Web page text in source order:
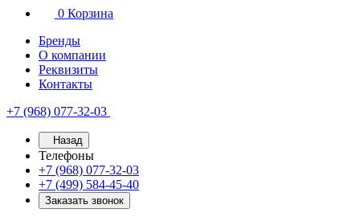
0 Корзина
Бренды
О компании
Реквизиты
Контакты
+7 (968) 077-32-03
Назад
Телефоны
+7 (968) 077-32-03
+7 (499) 584-45-40
Заказать звонок